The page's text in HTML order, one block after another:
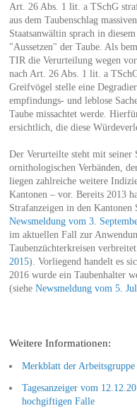
Art. 26 Abs. 1 lit. a TSchG
aus dem Taubenschlag
Staatsanwältin sprach in
"Aussetzen" der Taube. Als
TIR die Verurteilung wegen
nach Art. 26 Abs. 1 lit. a
Greifvögel stelle eine
empfindungs- und leblose
Taube missachtet werde.
ersichtlich, die diese
Der Verurteilte steht mit seiner
ornithologischen Verbänden,
liegen zahlreiche weitere
Kantonen – vor. Bereits 2013
Strafanzeigen in den
Newsmeldung vom 3.
im aktuellen Fall zur
Taubenzüchterkreisen
2015). Vorliegend handelt es
2016 wurde ein Taubenhalter
(siehe Newsmeldung vom 5.
Weitere Informationen:
Merkblatt der
Tagesanzeiger vom
hochgiftigen Falle